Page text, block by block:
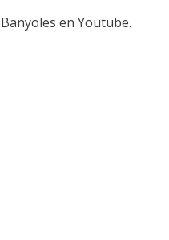
en Youtube.